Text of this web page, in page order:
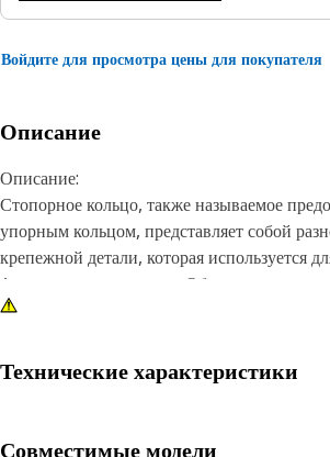
Войдите для просмотра цены для покупателя
Описание
Описание:
Стопорное кольцо, также называемое
упорным кольцом, представляет собой
крепежной детали, которая используется
фиксации компонентов. Обычно это
кольцо с особыми характеристиками,
предотвращения осевого перемещения или
компонентов. Основное назначение
компоненты на месте, предотвращая их
Технические характеристики
Совместимые модели